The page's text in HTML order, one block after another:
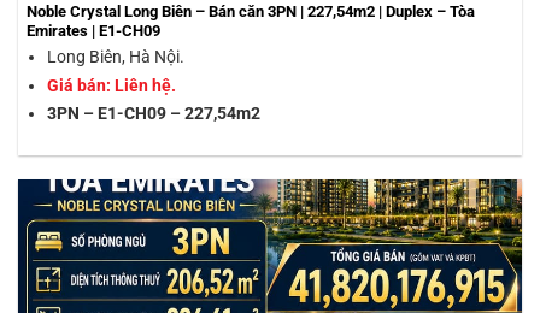
Noble Crystal Long Biên – Bán căn 3PN | 227,54m2 | Duplex – Tòa
Emirates | E1-CH09
Long Biên, Hà Nội.
Giá bán: Liên hệ.
3PN – E1-CH09 – 227,54m2